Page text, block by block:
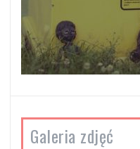
Galeria zdjęć